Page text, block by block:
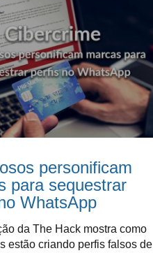
personificam
para sequestrar
WhatsApp
da The Hack mostra como
estão criando perfis falsos de